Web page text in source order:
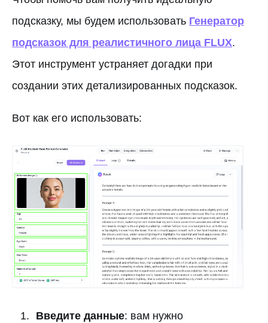
подсказку, мы будем использовать Генератор
подсказок для реалистичного лица FLUX.
Этот инструмент устраняет догадки при
создании этих детализированных подсказок.
Вот как его использовать:
Введите данные: вам нужно